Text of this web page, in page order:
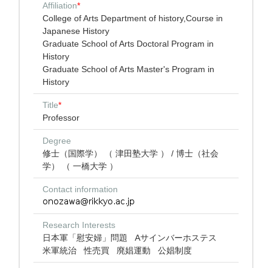
Affiliation*
College of Arts Department of history,Course in
Japanese History
Graduate School of Arts Doctoral Program in
History
Graduate School of Arts Master's Program in
History
Title*
Professor
Degree
修士（国際学） （ 津田塾大学 ） / 博士（社会
学） （ 一橋大学 ）
Contact information
Research Interests
日本軍「慰安婦」問題
Aサインバーホステス
米軍統治
性売買 廃娼運動 公娼制度